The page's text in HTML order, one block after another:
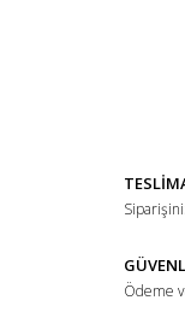
Ürün
Ürün fiyatı
Bu ürüneÖdeme